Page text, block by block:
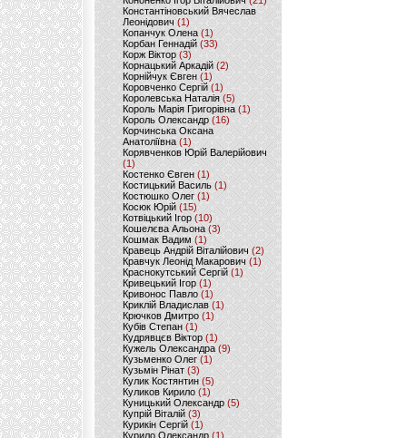
Константіновський Вячеслав
Леонідович (1)
Копанчук Олена (1)
Корбан Геннадій (33)
Корж Віктор (3)
Корнацький Аркадій (2)
Корнійчук Євген (1)
Коровченко Сергій (1)
Королевська Наталія(5)
Король Марія Григорівна (1)
Король Олександр (16)
Корчинська Оксана
Анатоліївна (1)
Корявченков Юрій Валерійович
(1)
Костенко Євген (1)
Костицький Василь (1)
Костюшко Олег (1)
Косюк Юрій (15)
Котвіцький Ігор (10)
Кошелєва Альона(3)
Кошмак Вадим (1)
Кравець Андрій Віталійович (2)
Кравчук Леонід Макарович (1)
Краснокутський Сергій (1)
Кривецький Ігор (1)
Кривонос Павло (1)
Криклій Владислав (1)
Крючков Дмитро(1)
Кубів Степан(1)
Кудрявцєв Віктор (1)
Кужель Олександра (9)
Кузьменко Олег (1)
Кузьмін Рінат(3)
Кулик Костянтин(5)
Куликов Кирило (1)
Куницький Олександр (5)
Купрій Віталій (3)
Курикін Сергій(1)
Курило Олександр (1)